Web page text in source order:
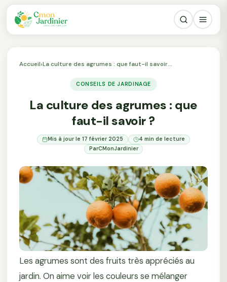
Accueil›La culture des agrumes : que faut-il savoir…
CONSEILS DE JARDINAGE
La culture des agrumes : que
faut-il savoir ?
Mis à jour le 17 février 2025
4 min de lecture
ParCMonJardinier
Les agrumes sont des fruits très appréciés au
jardin. On aime voir les couleurs se mélanger